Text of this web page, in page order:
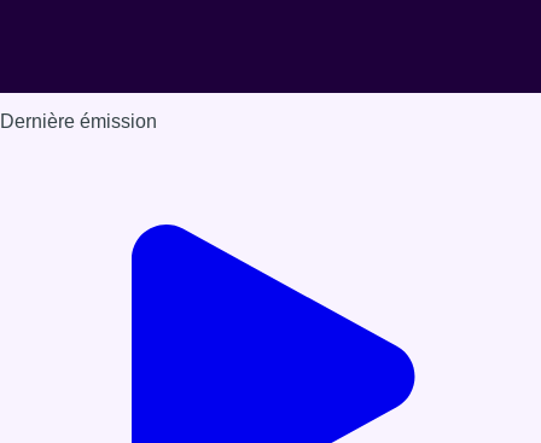
Dernière émission